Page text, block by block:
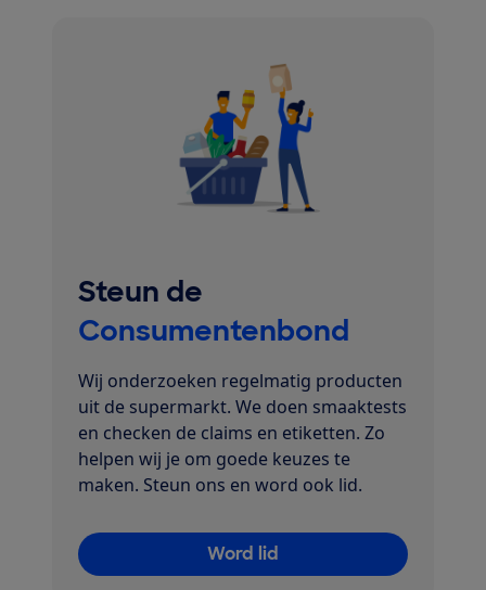
Steun de
Consumentenbond
Wij onderzoeken regelmatig producten
uit de supermarkt. We doen smaaktests
en checken de claims en etiketten. Zo
helpen wij je om goede keuzes te
maken. Steun ons en word ook lid.
Word lid